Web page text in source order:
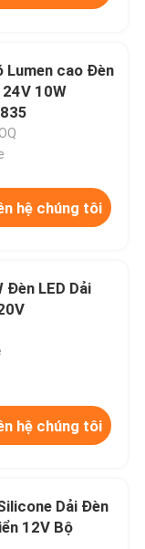
Lumen cao Đèn
10W
hệ chúng tôi
LED Dải
hệ chúng tôi
Dải Đèn
12V Bộ